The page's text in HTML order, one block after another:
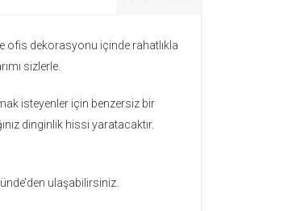
ofis dekorasyonu içinde rahatlıkla
sizlerle.
isteyenler için benzersiz bir
dinginlik hissi yaratacaktır.
ulaşabilirsiniz.